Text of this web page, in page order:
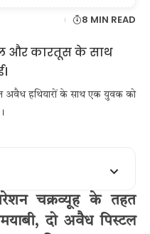
8 MIN READ
अवैध हथियारों के साथ एक युवक को
चक्रव्यूह के तहत
दो अवैध पिस्टल